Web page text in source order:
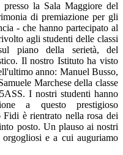
la Sala Maggiore del
di premiazione per gli
- che hanno partecipato al
agli studenti delle classi
piano della serietà, del
Il nostro Istituto ha visto
anno: Manuel Busso,
Marchese della classe
I nostri studenti hanno
a questo prestigioso
è rientrato nella rosa dei
posto. Un plauso ai nostri
e a cui auguriamo